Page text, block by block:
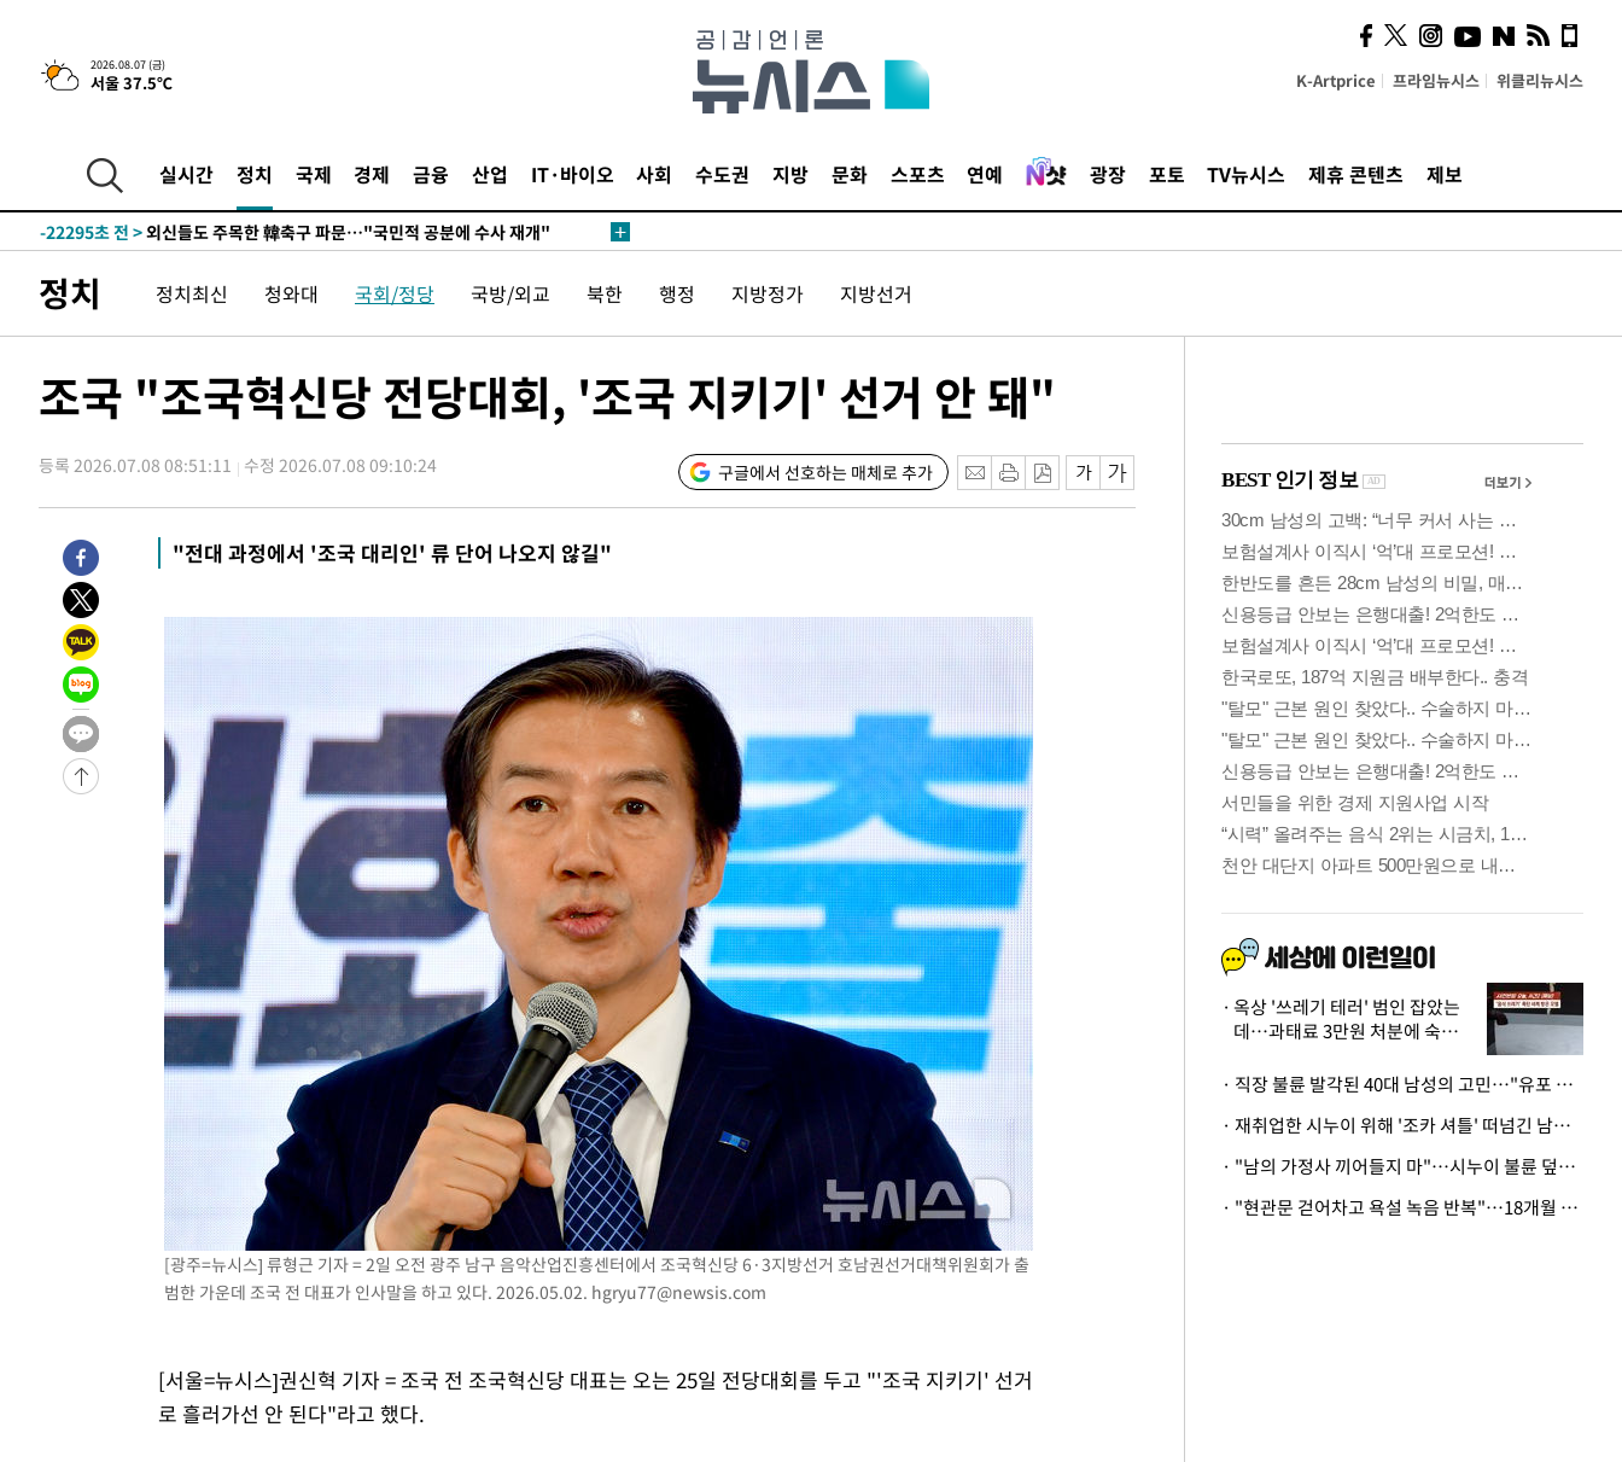
2026.08.07 (금)
서울 37.5℃ K-Artprice 프라임뉴시스 위클리뉴시스
실시간 정치 국제 경제 금융 산업 IT·바이오 사회 수도권 지방 문화 스포츠 연예 광장 포토 TV뉴시스 제휴 콘텐츠 제보
-26510초 전 >[속보]코스닥, 2.86포인트(0.36%) 내린 798.81마감
-26463초 전 > [속보]코스피, 6200선 약보합…0.60% 내린 6258.77에 마쳐
-26332초 전 >
[속보] 노원서 40.1도 관측…서울, 2018년 이후 첫 40도
-23422초 전 >
-22295초 전 >외신들도 주목한 韓축구 파문…"국민적 공분에 수사 재개"
-21288초 전 >
[속보]규제합리화위원회 부위원장에 김태유 서울대 공대 교수…이
-17646초 전 >[속보]국힘 윤리위, '돌려차기 발언' 진종오·서범수 징계 절차 개시
25.3%↑
-10131초 전 >[속보]'채상병 순직 책임' 임성근, 항소심도 징역 3년
-6597초 전 >민주 콩고 에볼라환자 4천명 돌파, 4053명 발생 1850명 사망
-5847초 전 >[속보]'300억원대 사기 혐의' 차가원 대표 구속 송치
-5041초 전 >
"미 전국적 살모네라 식중독 원인은 멕시코산 할라피뇨"-- CDC
-3554초 전 >
[속보]경찰·노동부, HL만도 평택사업장 끼임 사망 관련 압수수색
-3435초 전 >
압수수색
-30687초 전 >
SK하이닉스, 용인·청주 팹에 54조 투자…"AI 메모리 수요 선제 대
-27543초 전 >
여자배구 이재영·이다영 자매, 아제르바이잔 투란VC 입단
-26796초 전 >
외국인 심판 성 접대 7경기 들여다보니…한국 축구 '5승 2무'
-26530초 전 >
[속보]코스닥, 2.86포인트(0.36%) 내린 798.81마감
-26483초 전 >
[속보]코스피, 6200선 약보합…0.60% 내린 6258.77에 마쳐
[속보]원·달러 환율, 7.7원 내린 1416.1원 마감
[속보] 노원서 40.1도 관측…서울, 2018년 이후 첫 40도
[속보]종합특검, '계엄 수용공간 확보' 신용해 前교정본부장 기소
외신들도 주목한 韓축구 파문…"국민적 공분에 수사 재개"
11시간 압수수색에 성접대 파문까지…'쑥대밭' 된 축구협회
[속보]규제합리화위원회 부위원장에 김태유 서울대 공대 교수…이
[속보]국힘 윤리위, '돌려차기 발언' 진종오·서범수 징계 절차 개시
[속보] 7월 중국 수출 23.9%↑ 수입 27.5%↑…무역총액
[속보]'채상병 순직 책임' 임성근, 항소심도 징역 3년
[속보]종합특검, '관저이전 봐주기 감사' 유병호 구속기소
민주 콩고 에볼라환자 4천명 돌파, 4053명 발생 1850명 사망
[속보]'300억원대 사기 혐의' 차가원 대표 구속 송치
"미 전국적 살모네라 식중독 원인은 멕시코산 할라피뇨"-- CDC
[속보]경찰·노동부, HL만도 평택사업장 끼임 사망 관련 압수수색
[속보]합수본, '투표율 허위 입력' 중앙·서울·경기도 선관위 등 9곳
정치 정치최신 청와대 국회/정당 국방/외교 북한 행정 지방정가 지방선거
조국 "조국혁신당 전당대회, '조국 지키기' 선거 안 돼"
등록 2026.07.08 08:51:11 수정 2026.07.08 09:10:24 구글에서 선호하는 매체로 추가
"전대 과정에서 '조국 대리인' 류 단어 나오지 않길"
[광주=뉴시스] 류형근 기자 = 2일 오전 광주 남구 음악산업진흥센터에서 조국혁신당 6·3지방선거 호남권선거대책위원회가 출
범한 가운데 조국 전 대표가 인사말을 하고 있다. 2026.05.02. hgryu77@newsis.com
[서울=뉴시스]권신혁 기자 = 조국 전 조국혁신당 대표는 오는 25일 전당대회를 두고 "'조국 지키기' 선거
로 흘러가선 안 된다"라고 했다.
시, 스마트폰 액세서리에
NFC 더했다
옥상 '쓰레기 테러' 범인 잡았는
데…과태료 3만원 처분에 숙박업
· 직장 불륜 발각된 40대 남성의 고민…"유포 동료 명예훼손·협박죄 고소 가능할까"
· 재취업한 시누이 위해 '조카 셔틀' 떠넘긴 남편…아내 "난 못한다"
· "남의 가정사 끼어들지 마"…시누이 불륜 덮으려는 남편에 억울한 아내
· "현관문 걷어차고 욕설 녹음 반복"…18개월 아기 키우는 집 뒤흔든 '앞집의 비극'